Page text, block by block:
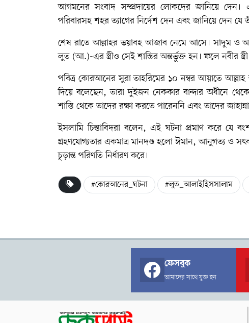
আগমনের সংবাদ সম্প্রদায়ের লোকদের জানিয়ে
পরিবারসহ শহর ত্যাগের নির্দেশ দেন এবং জানিয়ে দেন যে
শেষ রাতে আল্লাহর ভয়াবহ আজাব নেমে আসে। সাদুম ও
লুত (আ.)-এর স্ত্রীও সেই শাস্তির অন্তর্ভুক্ত হন। ফলে নবীর
পবিত্র কোরআনের সুরা তাহরিমের ১০ নম্বর আয়াতে
দিয়ে বলেছেন, তারা দুইজন নেককার বান্দার অধীনে
শাস্তি থেকে তাদের রক্ষা করতে পারেননি এবং তাদের
ইসলামি চিন্তাবিদরা বলেন, এই ঘটনা প্রমাণ করে যে
গ্রহণযোগ্যতার একমাত্র মানদণ্ড হলো ঈমান, আনুগত্য ও
চূড়ান্ত পরিণতি নির্ধারণ করে।
#কোরআনের_ঘটনা #লুত_আলাইহিসসালাম
ফেসবুক
আমাদের সাথে যুক্ত হন